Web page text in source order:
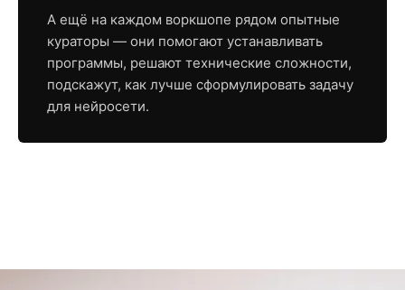
А ещё на каждом воркшопе рядом опытные
кураторы — они помогают устанавливать
программы, решают технические сложности,
подскажут, как лучше сформулировать задачу
для нейросети.